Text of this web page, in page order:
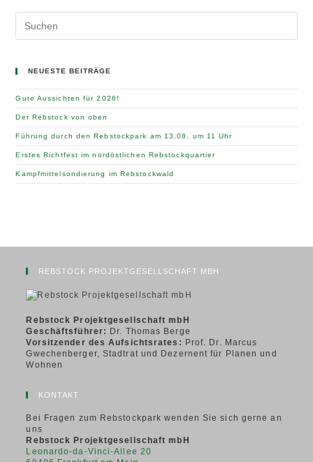
NEUESTE BEITRÄGE
Gute Aussichten für 2026!
Der Rebstock von oben
Führung durch den Rebstockpark am 13.08. um 11 Uhr
Erstes Richtfest im nordöstlichen Rebstockquartier
Kampfmittelsondierung im Rebstockwald
REBSTOCK PROJEKTGESELLSCHAFT MBH
Rebstock Projektgesellschaft mbH
Geschäftsführer: Dr. Thomas Berge
Vorsitzender des Aufsichtsrates: Prof. Dr. Marcus
Gwechenberger, Stadtrat und Dezernent für Planen und
Wohnen
KONTAKT
Bei Fragen zum Rebstockpark wenden Sie sich gerne an
uns
Rebstock Projektgesellschaft mbH
Leonardo-da-Vinci-Allee 20